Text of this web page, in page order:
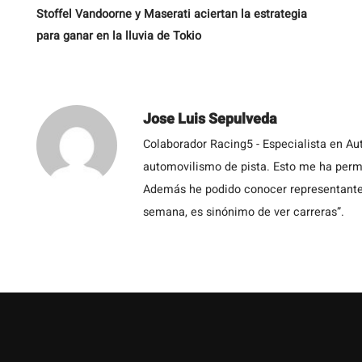
Stoffel Vandoorne y Maserati aciertan la estrategia
para ganar en la lluvia de Tokio
Jose Luis Sepulveda
Colaborador Racing5 - Especialista en
automovilismo de pista. Esto me ha
Además he podido conocer
semana, es sinónimo de ver carreras”.